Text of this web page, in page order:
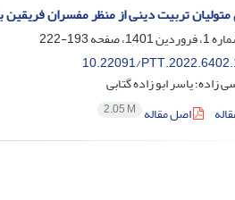
تربیت دینی از منظر مفسران فریقین
193-222
10.22091/
یاسر ابو زاده گتابی
اصل مقاله 2.05 M